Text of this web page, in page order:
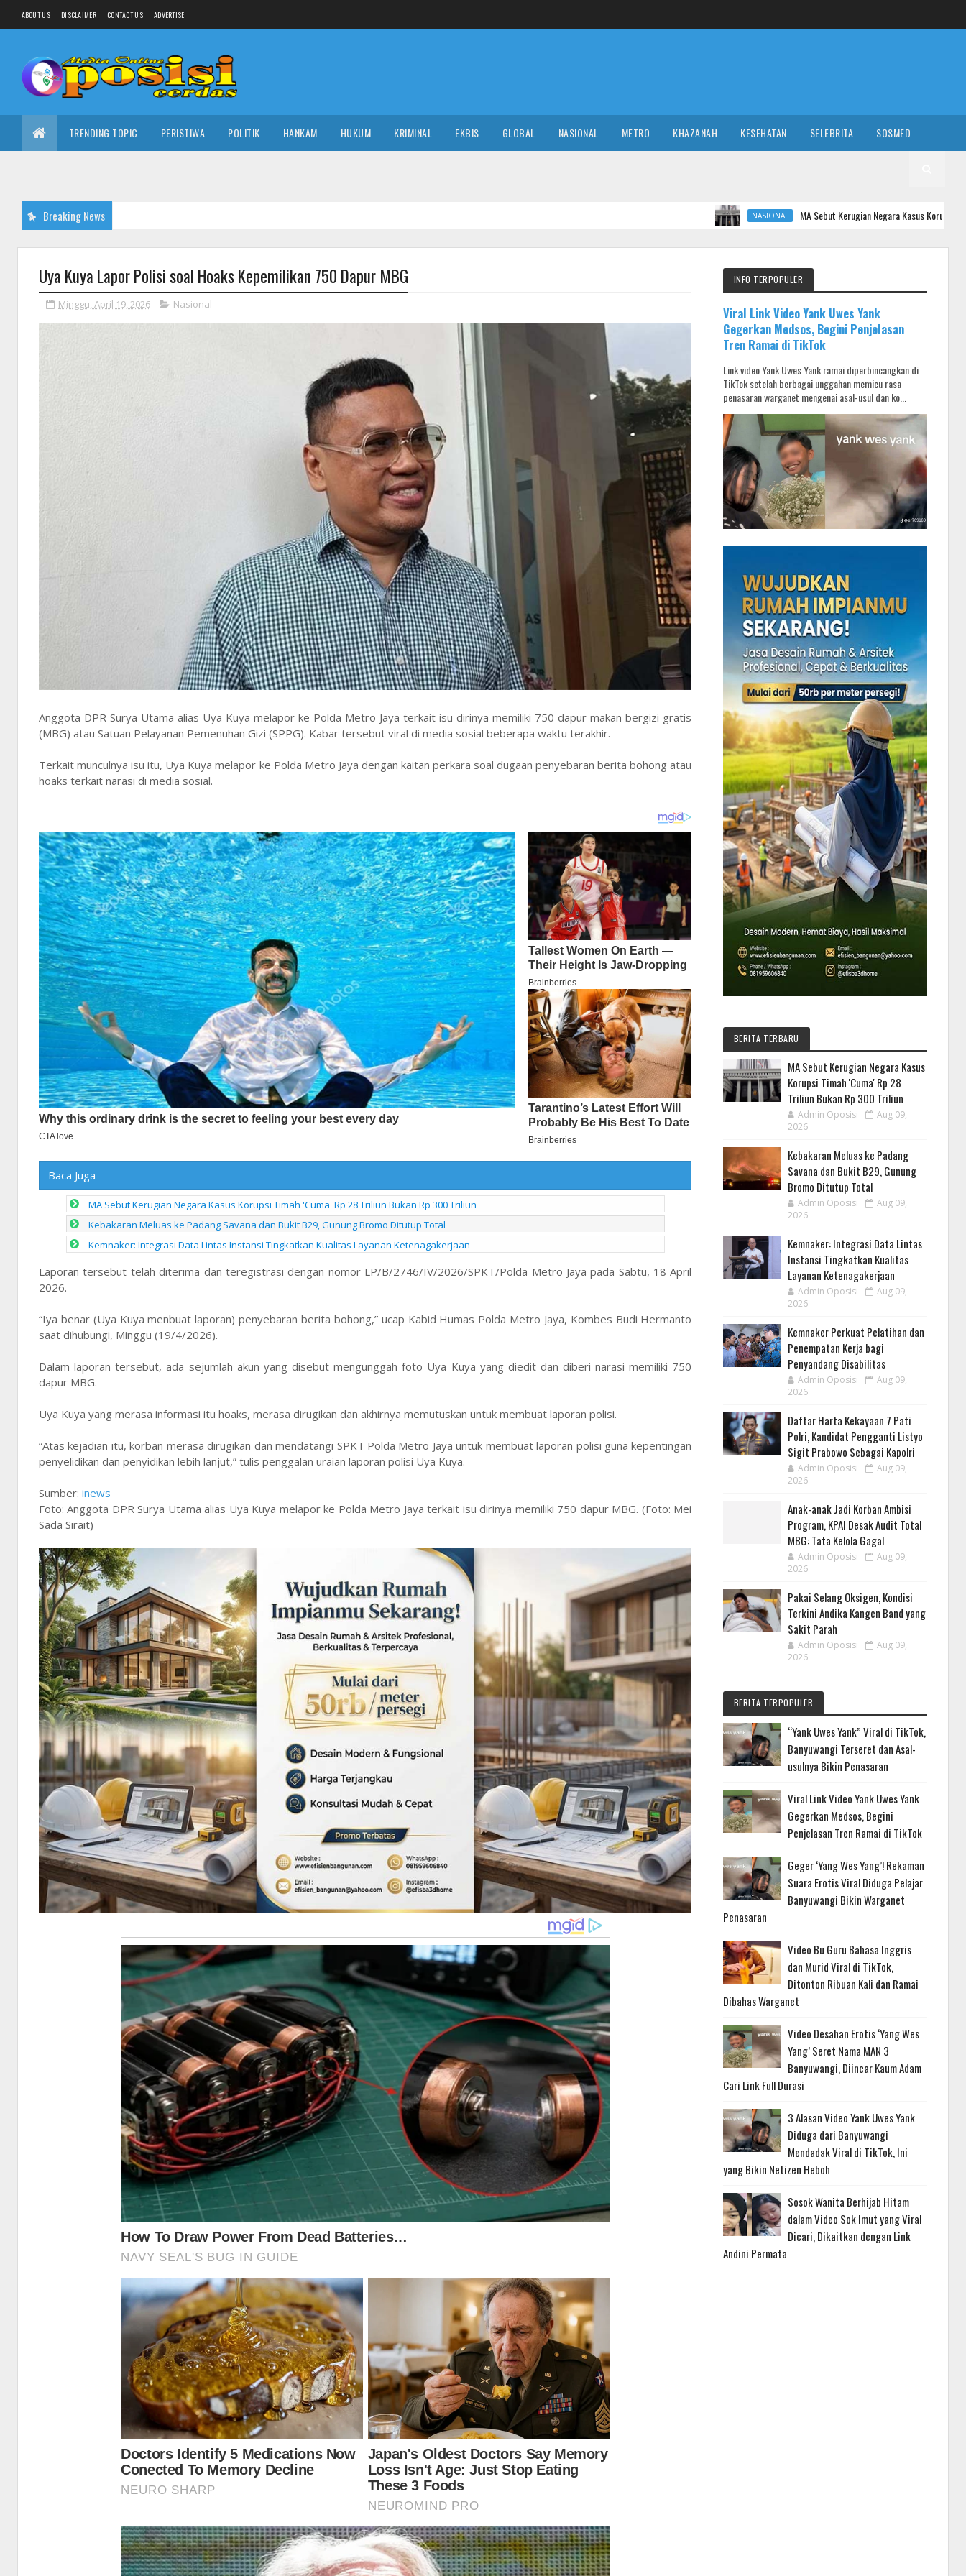
ABOUT US DISCLAIMER CONTACT US ADVERTISE
TRENDING TOPIC PERISTIWA POLITIK HANKAM HUKUM KRIMINAL EKBIS GLOBAL NASIONAL METRO KHAZANAH KESEHATAN SELEBRITA SOSMED
Breaking News NASIONAL MA Sebut Kerugian Negara Kasus Korupsi Timah 'Cuma' Rp 28
Uya Kuya Lapor Polisi soal Hoaks Kepemilikan 750 Dapur MBG
Minggu, April 19, 2026 Nasional
Anggota DPR Surya Utama alias Uya Kuya melapor ke Polda Metro Jaya terkait isu dirinya memiliki 750 dapur makan bergizi gratis
(MBG) atau Satuan Pelayanan Pemenuhan Gizi (SPPG). Kabar tersebut viral di media sosial beberapa waktu terakhir.
Terkait munculnya isu itu, Uya Kuya melapor ke Polda Metro Jaya dengan kaitan perkara soal dugaan penyebaran berita bohong atau
hoaks terkait narasi di media sosial.
Baca Juga
MA Sebut Kerugian Negara Kasus Korupsi Timah 'Cuma' Rp 28 Triliun Bukan Rp 300 Triliun
Kebakaran Meluas ke Padang Savana dan Bukit B29, Gunung Bromo Ditutup Total
Kemnaker: Integrasi Data Lintas Instansi Tingkatkan Kualitas Layanan Ketenagakerjaan
Laporan tersebut telah diterima dan teregistrasi dengan nomor LP/B/2746/IV/2026/SPKT/Polda Metro Jaya pada Sabtu, 18 April
2026.
“Iya benar (Uya Kuya menbuat laporan) penyebaran berita bohong,” ucap Kabid Humas Polda Metro Jaya, Kombes Budi Hermanto
saat dihubungi, Minggu (19/4/2026).
Dalam laporan tersebut, ada sejumlah akun yang disebut mengunggah foto Uya Kuya yang diedit dan diberi narasi memiliki 750
dapur MBG.
Uya Kuya yang merasa informasi itu hoaks, merasa dirugikan dan akhirnya memutuskan untuk membuat laporan polisi.
“Atas kejadian itu, korban merasa dirugikan dan mendatangi SPKT Polda Metro Jaya untuk membuat laporan polisi guna kepentingan
penyelidikan dan penyidikan lebih lanjut,” tulis penggalan uraian laporan polisi Uya Kuya.
Sumber: inews
Foto: Anggota DPR Surya Utama alias Uya Kuya melapor ke Polda Metro Jaya terkait isu dirinya memiliki 750 dapur MBG. (Foto: Mei
Sada Sirait)
INFO TERPOPULER
Viral Link Video Yank Uwes Yank
Gegerkan Medsos, Begini Penjelasan
Tren Ramai di TikTok
Link video Yank Uwes Yank ramai diperbincangkan di
TikTok setelah berbagai unggahan memicu rasa
penasaran warganet mengenai asal-usul dan ko...
BERITA TERBARU
MA Sebut Kerugian Negara Kasus
Korupsi Timah 'Cuma' Rp 28
Triliun Bukan Rp 300 Triliun
Admin Oposisi
Aug 09,
2026
Kebakaran Meluas ke Padang
Savana dan Bukit B29, Gunung
Bromo Ditutup Total
Admin Oposisi
Aug 09,
2026
Kemnaker: Integrasi Data Lintas
Instansi Tingkatkan Kualitas
Layanan Ketenagakerjaan
Admin Oposisi
Aug 09,
2026
Kemnaker Perkuat Pelatihan dan
Penempatan Kerja bagi
Penyandang Disabilitas
Admin Oposisi
Aug 09,
2026
Daftar Harta Kekayaan 7 Pati
Polri, Kandidat Pengganti Listyo
Sigit Prabowo Sebagai Kapolri
Admin Oposisi
Aug 09,
2026
Anak-anak Jadi Korban Ambisi
Program, KPAI Desak Audit Total
MBG: Tata Kelola Gagal
Admin Oposisi
Aug 09,
2026
Pakai Selang Oksigen, Kondisi
Terkini Andika Kangen Band yang
Sakit Parah
Admin Oposisi
Aug 09,
2026
BERITA TERPOPULER
“Yank Uwes Yank” Viral di TikTok,
Banyuwangi Terseret dan Asal-
usulnya Bikin Penasaran
Viral Link Video Yank Uwes Yank
Gegerkan Medsos, Begini
Penjelasan Tren Ramai di TikTok
Geger ‘Yang Wes Yang’! Rekaman
Suara Erotis Viral Diduga Pelajar
Banyuwangi Bikin Warganet
Penasaran
Video Bu Guru Bahasa Inggris
dan Murid Viral di TikTok,
Ditonton Ribuan Kali dan Ramai
Dibahas Warganet
Video Desahan Erotis ‘Yang Wes
Yang’ Seret Nama MAN 3
Banyuwangi, Diincar Kaum Adam
Cari Link Full Durasi
3 Alasan Video Yank Uwes Yank
Diduga dari Banyuwangi
Mendadak Viral di TikTok, Ini
yang Bikin Netizen Heboh
Sosok Wanita Berhijab Hitam
dalam Video Sok Imut yang Viral
Dicari, Dikaitkan dengan Link
Andini Permata